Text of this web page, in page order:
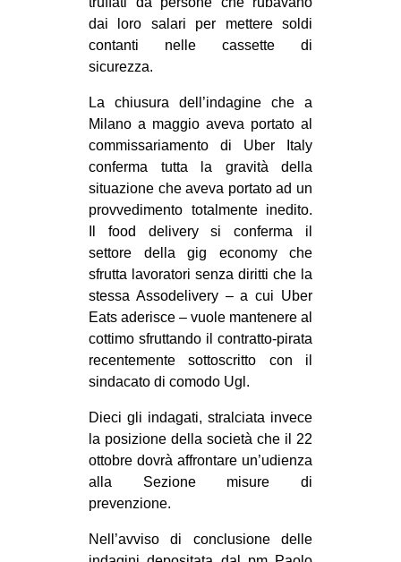
MOVIMENTI
AMBIENTE
DIRITTO ALL’ABITARE
GENERI
PRECARIATO
REPRESSIONE
STUDENTI
CULTURE
ARTE
CINEMA
MANIFESTI
RECENSIONI
INTERNAZIONALE
AMERICHE
dai loro salari per mettere soldi
contanti nelle cassette di
sicurezza.
La chiusura dell’indagine che a
Milano a maggio aveva portato al
commissariamento di Uber Italy
conferma tutta la gravità della
situazione che aveva portato ad un
provvedimento totalmente inedito.
Il food delivery si conferma il
settore della gig economy che
sfrutta lavoratori senza diritti che la
stessa Assodelivery – a cui Uber
Eats aderisce – vuole mantenere al
cottimo sfruttando il contratto-pirata
recentemente sottoscritto con il
sindacato di comodo Ugl.
Dieci gli indagati, stralciata invece
la posizione della società che il 22
ottobre dovrà affrontare un’udienza
alla Sezione misure di
prevenzione.
Nell’avviso di conclusione delle